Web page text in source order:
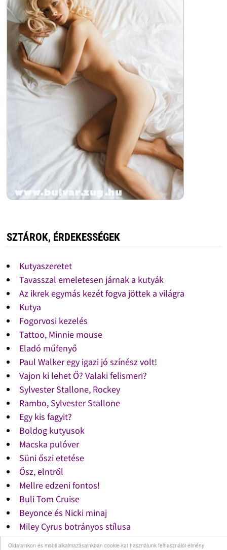
Oldalainkon és mobil alkalmazásainkban cookie-kat használunk felhasználói élmény
SZTÁROK, ÉRDEKESSÉGEK
Kutyaszeretet
Tavasszal emeletesen járnak a kutyák
Az ikrek egymás kezét fogva jöttek a világra
Kutya
Fogorvosi kezelés
Tattoo, Minnie mouse
Eladó műfenyő
Paul Walker egy igazi jó színész volt!
Vajon ki lehet Ő? Valaki felismeri?
Sylvester Stallone, Rockey
Rambo, Sylvester Stallone
Egy kis fagyit?
Boldog kutyusok
Macska pulóver
Süni őszi etetése
Ősz, elntről
Mellre edzeni fontos!
Buli Tom Cruise
Beyonce és Nicki minaj
Miley Cyrus botrányos stílusa
Nicki Minaj smink nélkül